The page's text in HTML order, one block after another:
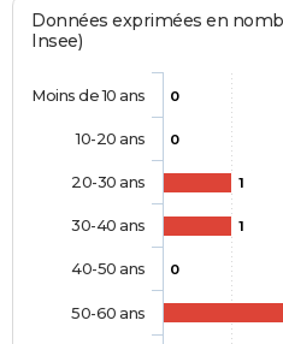
Données exprimées en
Insee)
0
0
1
1
0
Moins de 10 ans
10-20 ans
20-30 ans
30-40 ans
40-50 ans
50-60 ans